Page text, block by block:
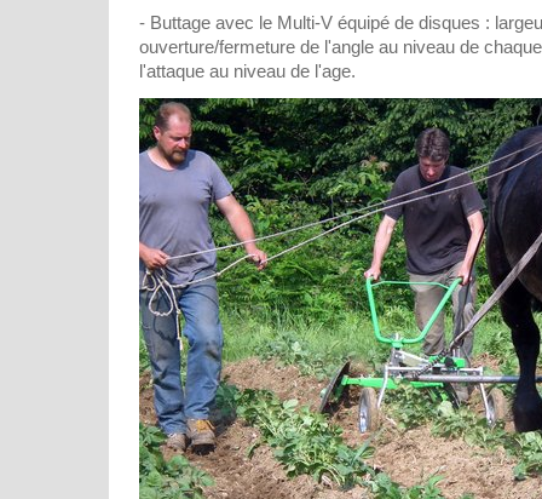
- Buttage avec le Multi-V équipé de disques :
ouverture/fermeture de l'angle au niveau de
l'attaque au niveau de l'age.